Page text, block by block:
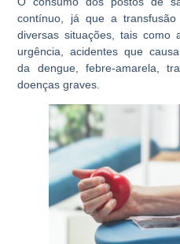
contínuo, já que a
diversas situações, tais como
urgência, acidentes que
da dengue, febre-amarela,
doenças graves.